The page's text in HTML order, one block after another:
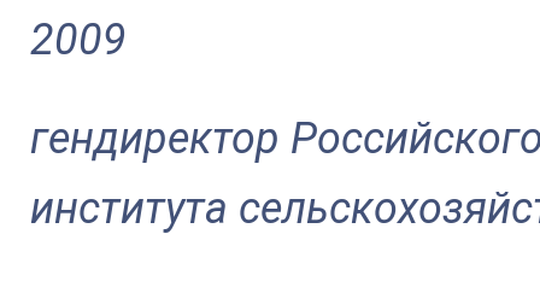
2009
гендиректор
института